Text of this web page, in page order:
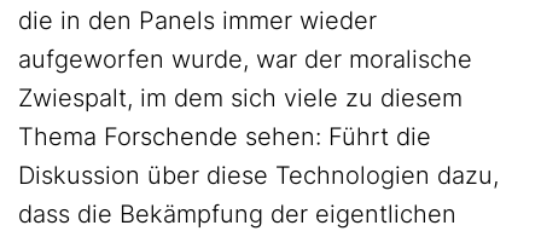
die in den Panels immer wieder
aufgeworfen wurde, war der moralische
Zwiespalt, im dem sich viele zu diesem
Thema Forschende sehen: Führt die
Diskussion über diese Technologien dazu,
dass die Bekämpfung der eigentlichen